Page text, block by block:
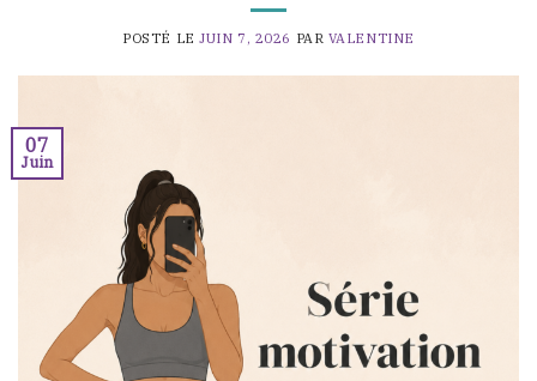
POSTÉ LEJUIN 7, 2026 PAR VALENTINE
07
Juin